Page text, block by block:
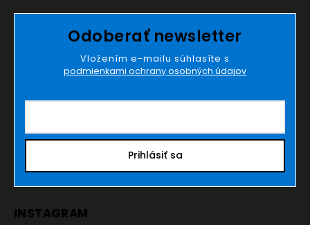
Odoberať newsletter
Vložením e-mailu súhlasíte s
podmienkami ochrany osobných údajov
Prihlásiť sa
INSTAGRAM